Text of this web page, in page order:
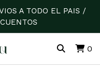
A TODO EL PAIS /
0